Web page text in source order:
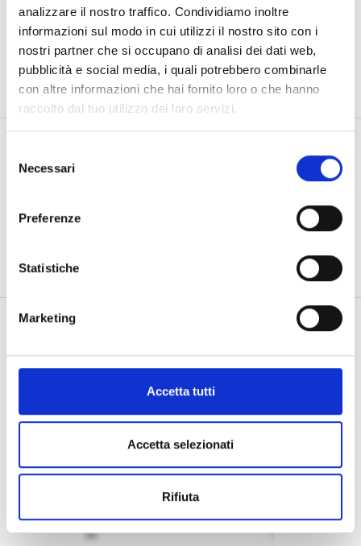
analizzare il nostro traffico. Condividiamo inoltre
informazioni sul modo in cui utilizzi il nostro sito con i
nostri partner che si occupano di analisi dei dati web,
pubblicità e social media, i quali potrebbero combinarle
con altre informazioni che hai fornito loro o che hanno
raccolto dal tuo utilizzo dei loro servizi.
delNecessari
Preferenze
Statistiche
Marketing
Accetta tutti
Accetta selezionati
Rifiuta
Categorie:Croci,Croci Strong Da 1000€
Condividi:
Prodotti Correlati